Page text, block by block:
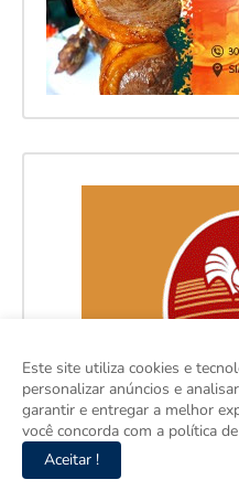
Este site utiliza cookies e
personalizar anúncios e
garantir e entregar a melhor
você concorda com a política
Aceitar !